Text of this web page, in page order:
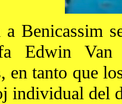
Benicassim
Edwin
en tanto que
individual del